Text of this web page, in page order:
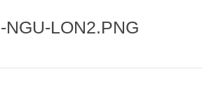
NGU-LON2.PNG